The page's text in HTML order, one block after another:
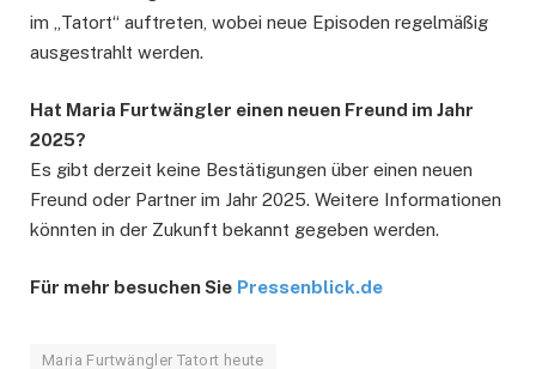
im „Tatort“ auftreten, wobei neue Episoden regelmäßig
ausgestrahlt werden.
Hat Maria Furtwängler einen neuen Freund im Jahr
2025?
Es gibt derzeit keine Bestätigungen über einen neuen
Freund oder Partner im Jahr 2025. Weitere Informationen
könnten in der Zukunft bekannt gegeben werden.
Für mehr besuchen Sie Pressenblick.de
Maria Furtwängler Tatort heute